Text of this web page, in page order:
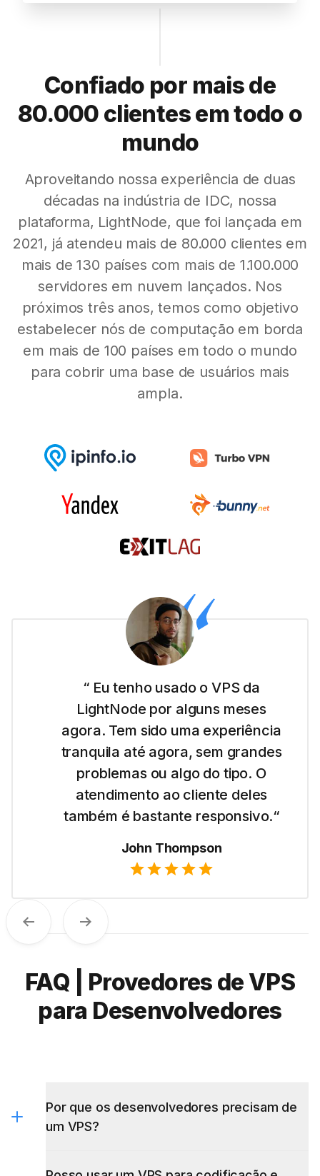
Confiado por mais de
80.000 clientes em todo o
mundo
Aproveitando nossa experiência de duas
décadas na indústria de IDC, nossa
plataforma, LightNode, que foi lançada em
2021, já atendeu mais de 80.000 clientes em
mais de 130 países com mais de 1.100.000
servidores em nuvem lançados. Nos
próximos três anos, temos como objetivo
estabelecer nós de computação em borda
em mais de 100 países em todo o mundo
para cobrir uma base de usuários mais
ampla.
“ Eu sou nova nesse negócio de
site e a LightNode facilitou para
eu começar com o VPS de Dubai.
É simples de usar e gosto da
transparência nos preços.“
Emma Wilson
FAQ | Provedores de VPS
para Desenvolvedores
Posso usar um VPS para codificação e